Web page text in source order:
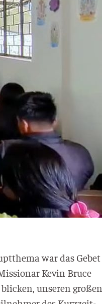
war das Gebet
Kevin Bruce
unse­ren gro­ßen